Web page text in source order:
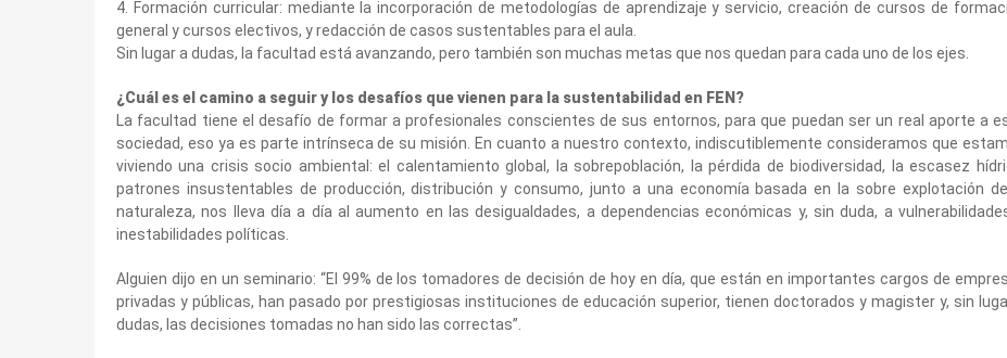
4. Formación curricular: mediante la incorporación de metodologías de aprendizaje y servicio, creación de cursos de
general y cursos electivos, y redacción de casos sustentables para el aula.
Sin lugar a dudas, la facultad está avanzando, pero también son muchas metas que nos quedan para cada uno de los ejes.
¿Cuál es el camino a seguir y los desafíos que vienen para la sustentabilidad en FEN?
La facultad tiene el desafío de formar a profesionales conscientes de sus entornos, para que puedan ser un real aporte a
sociedad, eso ya es parte intrínseca de su misión. En cuanto a nuestro contexto, indiscutiblemente consideramos que
viviendo una crisis socio ambiental: el calentamiento global, la sobrepoblación, la pérdida de biodiversidad, la escasez
patrones insustentables de producción, distribución y consumo, junto a una economía basada en la sobre explotación
naturaleza, nos lleva día a día al aumento en las desigualdades, a dependencias económicas y, sin duda, a
inestabilidades políticas.
Alguien dijo en un seminario: ‘‘El 99% de los tomadores de decisión de hoy en día, que están en importantes cargos de
privadas y públicas, han pasado por prestigiosas instituciones de educación superior, tienen doctorados y magister y, sin
dudas, las decisiones tomadas no han sido las correctas’’.